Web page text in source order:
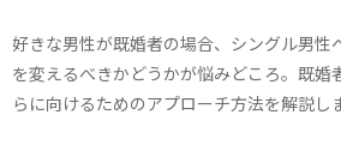
好きな男性が既婚者の場合、シングル男性
を変えるべきかどうかが悩みどころ。既婚
らに向けるためのアプローチ方法を解説し